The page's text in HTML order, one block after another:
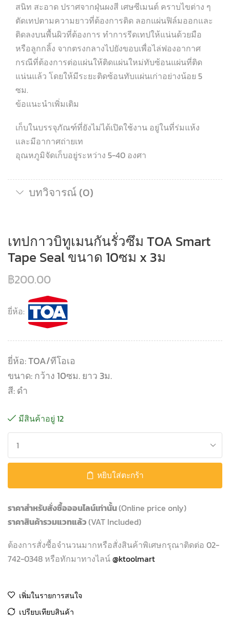
สนิท สะอาด ปราศจากฝุ่นผงสี เศษซีเมนต์ คราบไขต่าง ๆ
ตัดเทปตามความยาวที่ต้องการติด ลอกแผ่นฟิล์มออกและ
ติดลงบนพื้นผิวที่ต้องการ ทำการรีดเทปให้แน่นด้วยมือ
หรือลูกกลิ้ง จากตรงกลางไปยังขอบเพื่อไล่ฟองอากาศ
กรณีที่ต้องการต่อแผ่นให้ติดแผ่นใหม่ทับซ้อนแผ่นที่ติด
แน่นแล้ว โดยให้มีระยะติดซ้อนทับแผ่นเก่าอย่างน้อย 5
ซม.
ข้อแนะนำเพิ่มเติม
เก็บในบรรจุภัณฑ์ที่ยังไม่ได้เปิดใช้งาน อยู่ในที่ร่มแห้ง
และมีอากาศถ่ายเท
อุณหภูมิจัดเก็บอยู่ระหว่าง 5-40 องศา
บทวิจารณ์ (0)
เทปกาวบิทูเมนกันรั่วซึม TOA Smart
Tape Seal ขนาด 10ซม x 3ม
฿200.00
ยี่ห้อ:
ยี่ห้อ: TOA/ทีโอเอ
ขนาด: กว้าง 10ซม. ยาว 3ม.
สี: ดำ
มีสินค้าอยู่ 12
หยิบใส่ตะกร้า
ราคาสำหรับสั่งซื้อออนไลน์เท่านั้น(Online price only)
ราคาสินค้ารวมแวทแล้ว(VAT Included)
ต้องการสั่งซื้อจำนวนมากหรือสั่งสินค้าพิเศษกรุณาติดต่อ 02-
742-0348 หรือทักมาทางไลน์@ktoolmart
เพิ่มในรายการสนใจ
เปรียบเทียบสินค้า